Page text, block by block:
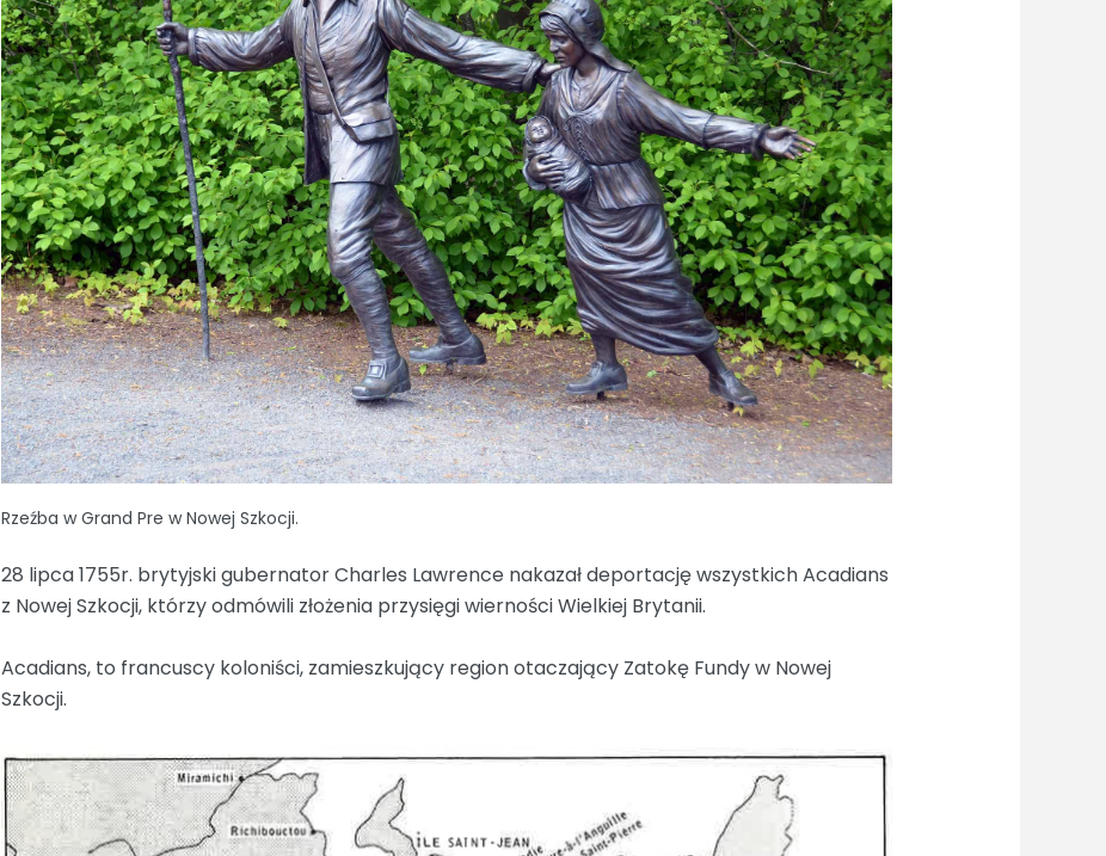
Rzeźba w Grand Pre w Nowej Szkocji.
28 lipca 1755r. brytyjski gubernator Charles Lawrence nakazał deportację wszystkich Acadians
z Nowej Szkocji, którzy odmówili złożenia przysięgi wierności Wielkiej Brytanii.
Acadians, to francuscy koloniści, zamieszkujący region otaczający Zatokę Fundy w Nowej
Szkocji.